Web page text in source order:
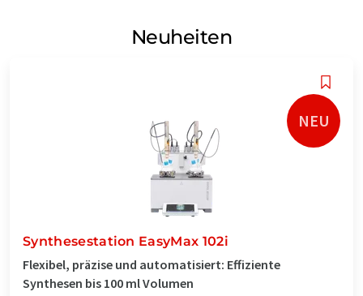
Neuheiten
NEU
Synthesestation EasyMax 102i
Flexibel, präzise und automatisiert: Effiziente
Synthesen bis 100 ml Volumen